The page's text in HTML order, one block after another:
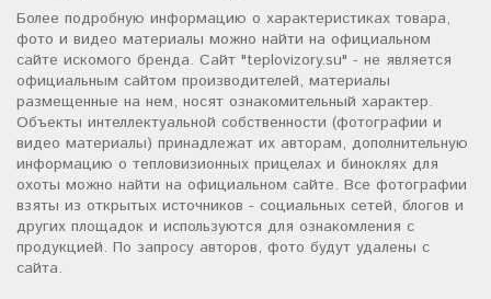
Более подробную информацию о характеристиках товара,
фото и видео материалы можно найти на официальном
сайте искомого бренда. Сайт "teplovizory.su" - не является
официальным сайтом производителей, материалы
размещенные на нем, носят ознакомительный характер.
Объекты интеллектуальной собственности (фотографии и
видео материалы) принадлежат их авторам, дополнительную
информацию о тепловизионных прицелах и биноклях для
охоты можно найти на официальном сайте. Все фотографии
взяты из открытых источников - социальных сетей, блогов и
других площадок и используются для ознакомления с
продукцией. По запросу авторов, фото будут удалены с
сайта.